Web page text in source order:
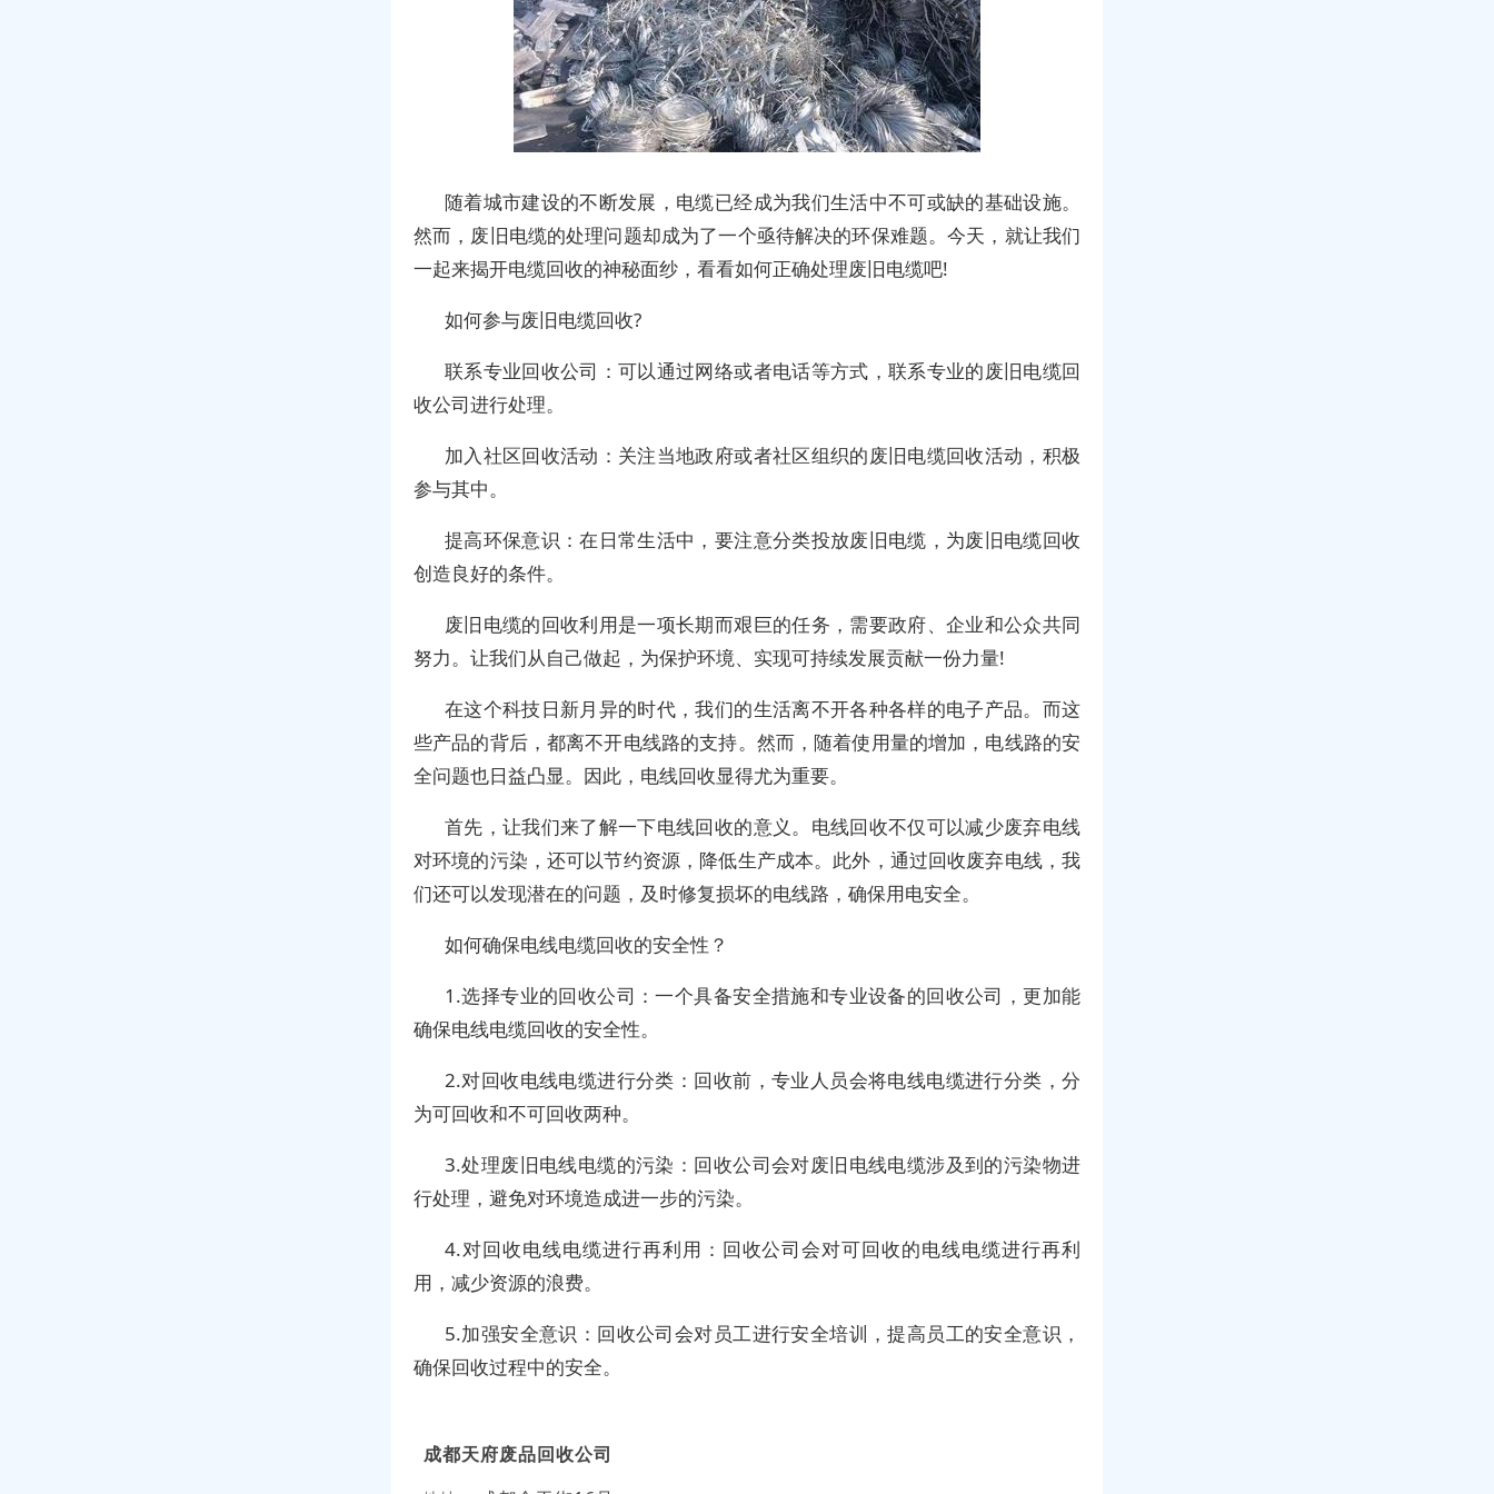
随着城市建设的不断发展，电缆已经成为我们生活中不可或缺的基础设施。
然而，废旧电缆的处理问题却成为了一个亟待解决的环保难题。今天，就让我们
一起来揭开电缆回收的神秘面纱，看看如何正确处理废旧电缆吧!
如何参与废旧电缆回收?
联系专业回收公司：可以通过网络或者电话等方式，联系专业的废旧电缆回
收公司进行处理。
加入社区回收活动：关注当地政府或者社区组织的废旧电缆回收活动，积极
参与其中。
提高环保意识：在日常生活中，要注意分类投放废旧电缆，为废旧电缆回收
创造良好的条件。
废旧电缆的回收利用是一项长期而艰巨的任务，需要政府、企业和公众共同
努力。让我们从自己做起，为保护环境、实现可持续发展贡献一份力量!
在这个科技日新月异的时代，我们的生活离不开各种各样的电子产品。而这
些产品的背后，都离不开电线路的支持。然而，随着使用量的增加，电线路的安
全问题也日益凸显。因此，电线回收显得尤为重要。
首先，让我们来了解一下电线回收的意义。电线回收不仅可以减少废弃电线
对环境的污染，还可以节约资源，降低生产成本。此外，通过回收废弃电线，我
们还可以发现潜在的问题，及时修复损坏的电线路，确保用电安全。
如何确保电线电缆回收的安全性？
1.选择专业的回收公司：一个具备安全措施和专业设备的回收公司，更加能
确保电线电缆回收的安全性。
2.对回收电线电缆进行分类：回收前，专业人员会将电线电缆进行分类，分
为可回收和不可回收两种。
3.处理废旧电线电缆的污染：回收公司会对废旧电线电缆涉及到的污染物进
行处理，避免对环境造成进一步的污染。
4.对回收电线电缆进行再利用：回收公司会对可回收的电线电缆进行再利
用，减少资源的浪费。
5.加强安全意识：回收公司会对员工进行安全培训，提高员工的安全意识，
确保回收过程中的安全。
成都天府废品回收公司